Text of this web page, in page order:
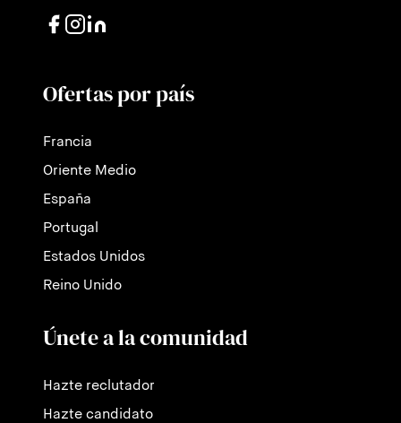
Ofertas por país
Francia
Oriente Medio
España
Portugal
Estados Unidos
Reino Unido
Únete a la comunidad
Hazte reclutador
Hazte candidato